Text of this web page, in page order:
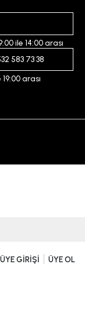
ile 14:00 arası
583 73 38
arası
ÜYE GİRİŞİ ÜYE OL